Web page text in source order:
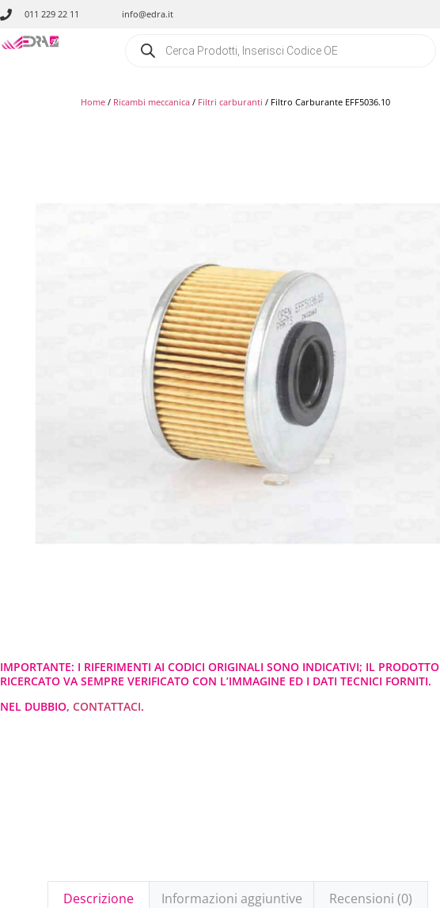
011 229 22 11 info@edra.it
Home / Ricambi meccanica / Filtri carburanti / Filtro Carburante EFF5036.10
IMPORTANTE: I RIFERIMENTI AI CODICI ORIGINALI SONO INDICATIVI; IL PRODOTTO
RICERCATO VA SEMPRE VERIFICATO CON L’IMMAGINE ED I DATI TECNICI FORNITI.
NEL DUBBIO, CONTATTACI.
Descrizione Informazioni aggiuntive Recensioni (0)